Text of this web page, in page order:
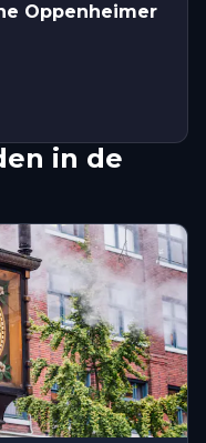
Oppenheimer
in de